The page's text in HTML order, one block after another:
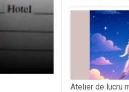
Atelier de lucru